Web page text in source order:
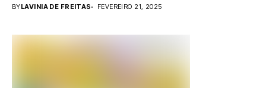
BYLAVINIA DE FREITAS FEVEREIRO 21, 2025